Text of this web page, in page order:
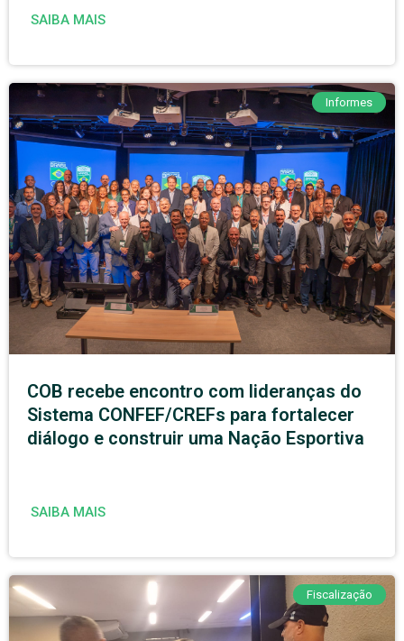
SAIBA MAIS
Informes
COB recebe encontro com lideranças do
Sistema CONFEF/CREFs para fortalecer
diálogo e construir uma Nação Esportiva
SAIBA MAIS
Fiscalização